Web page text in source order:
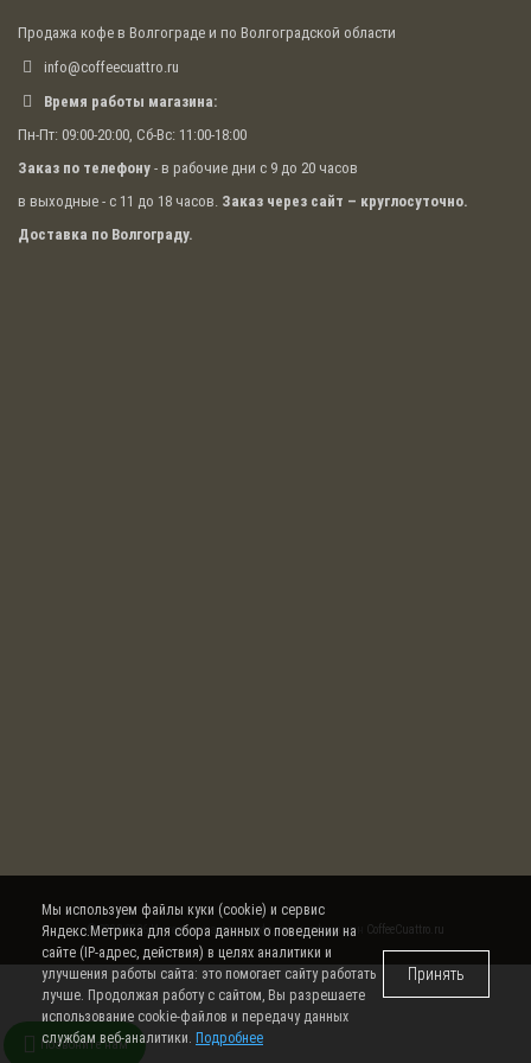
Продажа кофе в Волгограде и по Волгоградской области
info@coffeecuattro.ru
Время работы магазина:
Пн-Пт: 09:00-20:00, Сб-Вс: 11:00-18:00
Заказ по телефону - в рабочие дни с 9 до 20 часов
в выходные - с 11 до 18 часов. Заказ через сайт – круглосуточно.
Доставка по Волгограду.
© 2008-2026 Интернет магазин кофе, чая и кофемашин CoffeeCuattro.ru
Позвоните нам
Мы используем файлы куки (cookie) и сервис
Яндекс.Метрика для сбора данных о поведении на
сайте (IP-адрес, действия) в целях аналитики и
улучшения работы сайта: это помогает сайту работать
лучше. Продолжая работу с сайтом, Вы разрешаете
использование cookie-файлов и передачу данных
службам веб-аналитики. Подробнее
Принять